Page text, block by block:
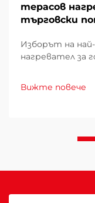
терасов
търговски
Изборът на
нагревател за
фактори,
Вижте повече